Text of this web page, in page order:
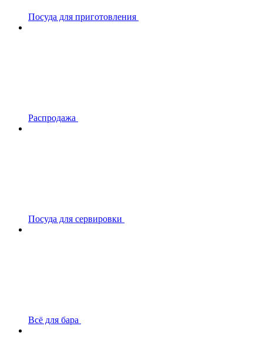
Посуда для приготовления
Распродажа
Посуда для сервировки
Всё для бара